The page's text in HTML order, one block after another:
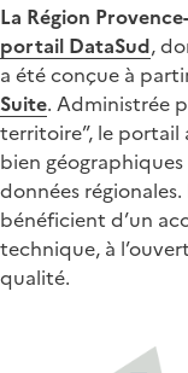
La Région
portail DataSud,
a été conçue à
Suite. Administrée
territoire”, le portail
bien
données
bénéficient d’un
technique, à
qualité.